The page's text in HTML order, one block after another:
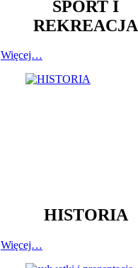
SPORT I
REKREACJA
Więcej…
HISTORIA
Więcej…